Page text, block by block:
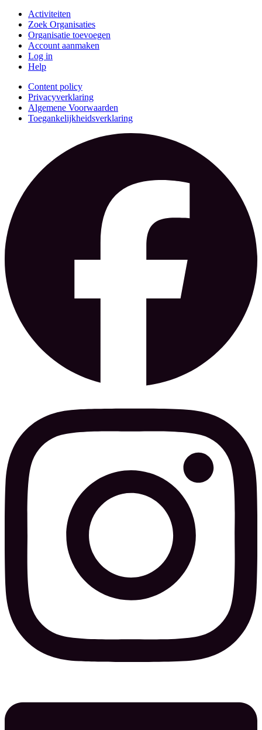
Activiteiten
Zoek Organisaties
Organisatie toevoegen
Account aanmaken
Log in
Help
Content policy
Privacyverklaring
Algemene Voorwaarden
Toegankelijkheidsverklaring